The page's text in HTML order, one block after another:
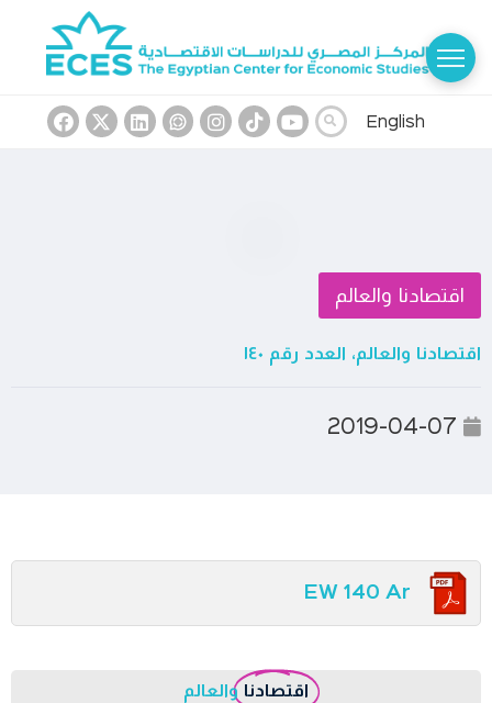
English
اقتصادنا والعالم
اقتصادنا والعالم، العدد رقم ١٤٠
EW 140 Ar
اقتصادنا والعالم